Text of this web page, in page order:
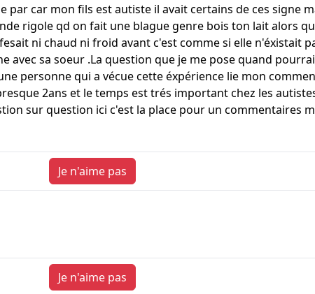
car mon fils est autiste il avait certains de ces signe
rigole qd on fait une blague genre bois ton lait alors
ni chaud ni froid avant c'est comme si elle n'éxistait
avec sa soeur .La question que je me pose quand
personne qui a vécue cette éxpérience lie mon
2ans et le temps est trés important chez les
sur question ici c'est la place pour un commentaires
Je n'aime pas
Je n'aime pas